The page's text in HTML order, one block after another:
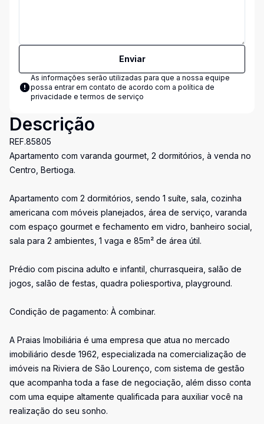
Enviar
As informações serão utilizadas para que a nossa equipe
possa entrar em contato de acordo com a política de
privacidade e termos de serviço
Descrição
REF.85805
Apartamento com varanda gourmet, 2 dormitórios, à venda no
Centro, Bertioga.
Apartamento com 2 dormitórios, sendo 1 suíte, sala, cozinha
americana com móveis planejados, área de serviço, varanda
com espaço gourmet e fechamento em vidro, banheiro social,
sala para 2 ambientes, 1 vaga e 85m² de área útil.
Prédio com piscina adulto e infantil, churrasqueira, salão de
jogos, salão de festas, quadra poliesportiva, playground.
Condição de pagamento: À combinar.
A Praias Imobiliária é uma empresa que atua no mercado
imobiliário desde 1962, especializada na comercialização de
imóveis na Riviera de São Lourenço, com sistema de gestão
que acompanha toda a fase de negociação, além disso conta
com uma equipe altamente qualificada para auxiliar você na
realização do seu sonho.